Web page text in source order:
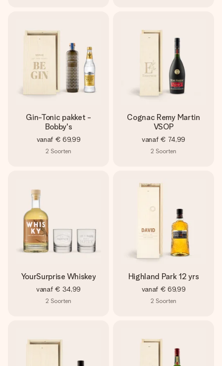
Gin-Tonic pakket -
Bobby's
vanaf € 69,99
2 Soorten
Cognac Remy Martin
VSOP
vanaf € 74,99
2 Soorten
YourSurprise Whiskey
vanaf € 34,99
2 Soorten
Highland Park 12 yrs
vanaf € 69,99
2 Soorten